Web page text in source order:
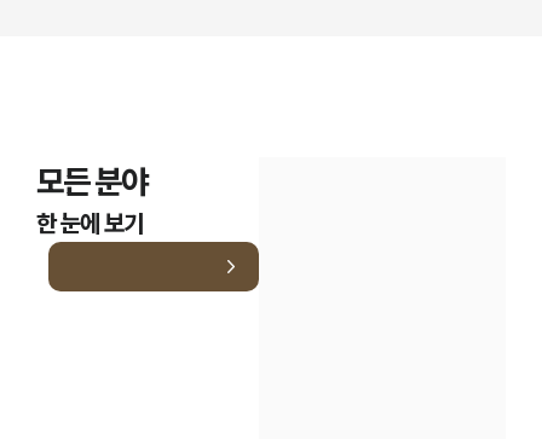
모든 분야
한 눈에 보기